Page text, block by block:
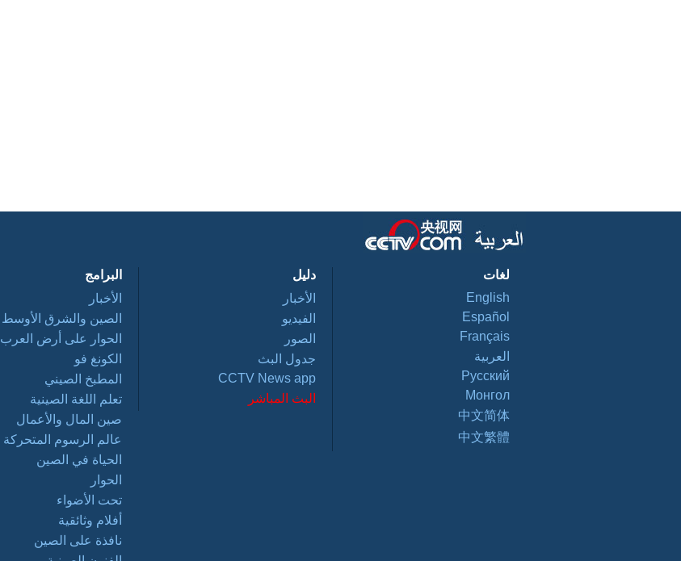
لغات
English
Español
Français
العربية
Pусский
Монгол
中文简体
中文繁體
دليل
الأخبار
الفيديو
الصور
جدول البث
CCTV News app
البث المباشر
البرامج
الأخبار
الصين والشرق الأوسط
الحوار على أرض العرب
الكونغ فو
المطبخ الصيني
تعلم اللغة الصينية
صين المال والأعمال
عالم الرسوم المتحركة
الحياة في الصين
الحوار
تحت الأضواء
أفلام وثائقية
نافذة على الصين